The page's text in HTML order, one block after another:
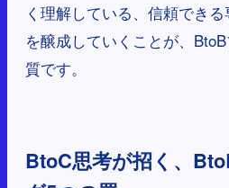
く理解している、信頼でき
を醸成していくことが、
質です。
BtoC思考が招く、